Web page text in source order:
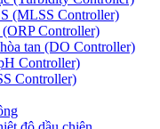
(MLSS Controller)
Controller)
tan (DO Controller)
Controller)
Controller)